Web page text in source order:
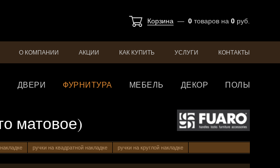
Корзина — 0 товаров на 0 руб.
О КОМПАНИИ АКЦИИ КАК КУПИТЬ УСЛУГИ КОНТАКТЫ
ДВЕРИ ФУРНИТУРА МЕБЕЛЬ ДЕКОР ПОЛЫ
матовое)
ручки на квадратной накладке ручки на круглой накладке